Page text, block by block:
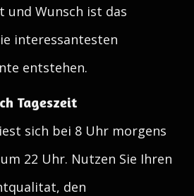
und Wunsch ist das
interessantesten
entstehen.
Tageszeit
sich bei 8 Uhr morgens
22 Uhr. Nutzen Sie Ihren
den